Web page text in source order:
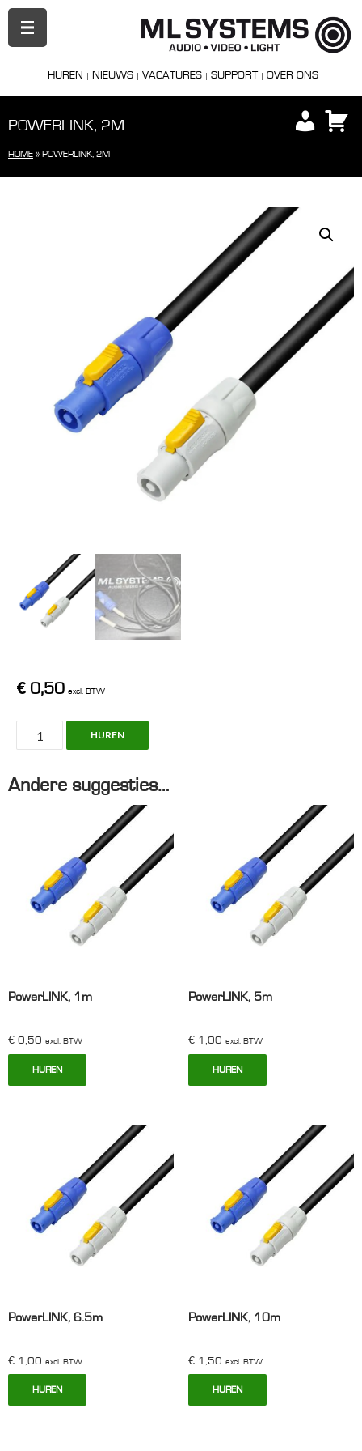
HUREN NIEUWS VACATURES SUPPORT OVER ONS
PRIMAIR
MENU
POWERLINK, 2M
HOME » POWERLINK, 2M
€ 0,50 excl. BTW
PowerLINK,
2m
HUREN
Andere suggesties…
PowerLINK, 1m
€ 0,50 excl. BTW
HUREN
PowerLINK, 5m
€1,00 excl. BTW
HUREN
PowerLINK, 6.5m
€ 1,00 excl. BTW
HUREN
PowerLINK, 10m
€1,50 excl. BTW
HUREN